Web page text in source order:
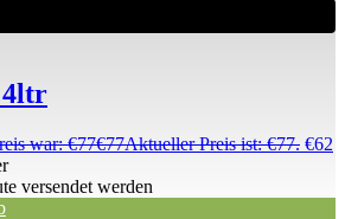
4ltr
war: €77€77Aktueller Preis ist: €77. €62
versendet werden